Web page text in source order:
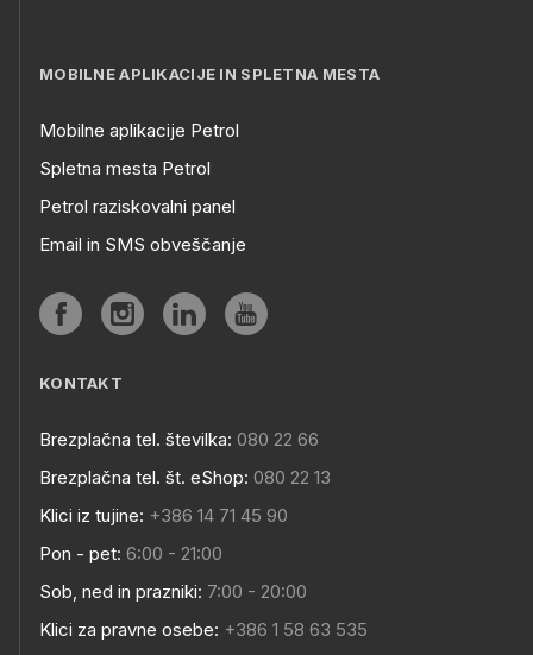
MOBILNE APLIKACIJE IN SPLETNA MESTA
Mobilne aplikacije Petrol
Spletna mesta Petrol
Petrol raziskovalni panel
Email in SMS obveščanje
KONTAKT
Brezplačna tel. številka: 080 22 66
Brezplačna tel. št. eShop: 080 22 13
Klici iz tujine: +386 14 71 45 90
Pon - pet: 6:00 - 21:00
Sob, ned in prazniki: 7:00 - 20:00
Klici za pravne osebe: +386 1 58 63 535